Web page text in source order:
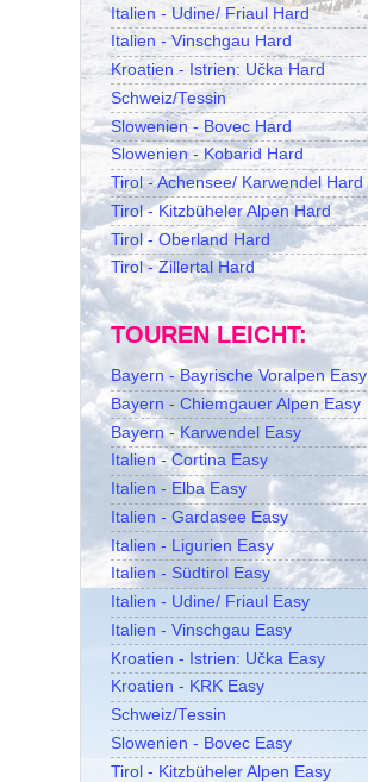
Italien - Udine/ Friaul Hard
Italien - Vinschgau Hard
Kroatien - Istrien: Učka Hard
Schweiz/Tessin
Slowenien - Bovec Hard
Slowenien - Kobarid Hard
Tirol - Achensee/ Karwendel Hard
Tirol - Kitzbüheler Alpen Hard
Tirol - Oberland Hard
Tirol - Zillertal Hard
TOUREN LEICHT:
Bayern - Bayrische Voralpen Easy
Bayern - Chiemgauer Alpen Easy
Bayern - Karwendel Easy
Italien - Cortina Easy
Italien - Elba Easy
Italien - Gardasee Easy
Italien - Ligurien Easy
Italien - Südtirol Easy
Italien - Udine/ Friaul Easy
Italien - Vinschgau Easy
Kroatien - Istrien: Učka Easy
Kroatien - KRK Easy
Schweiz/Tessin
Slowenien - Bovec Easy
Tirol - Kitzbüheler Alpen Easy